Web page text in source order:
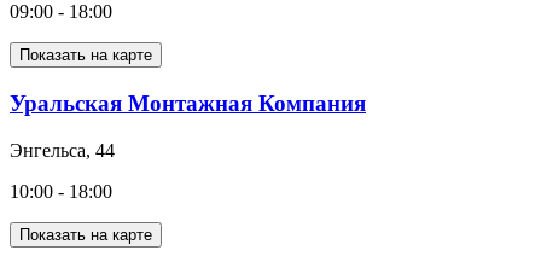
09:00 - 18:00
Показать на карте
Уральская Монтажная Компания
Энгельса, 44
10:00 - 18:00
Показать на карте